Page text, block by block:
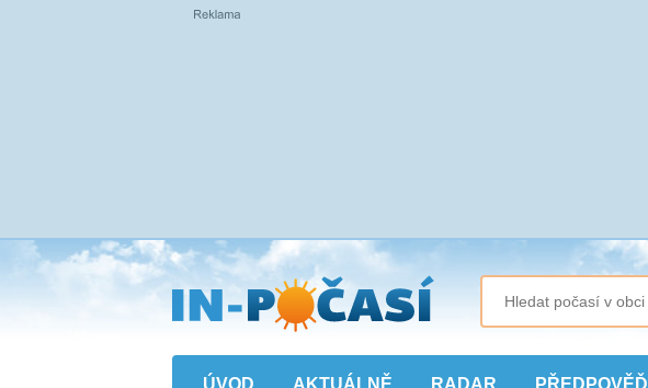
Přejít
na
hlavní
obsah
ÚVOD AKTUÁLNĚ RADAR PŘEDPOVĚĎ